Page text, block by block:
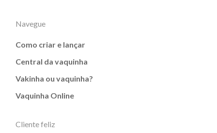
Navegue
Como criar e lançar
Central da vaquinha
Vakinha ou vaquinha?
Vaquinha Online
Cliente feliz